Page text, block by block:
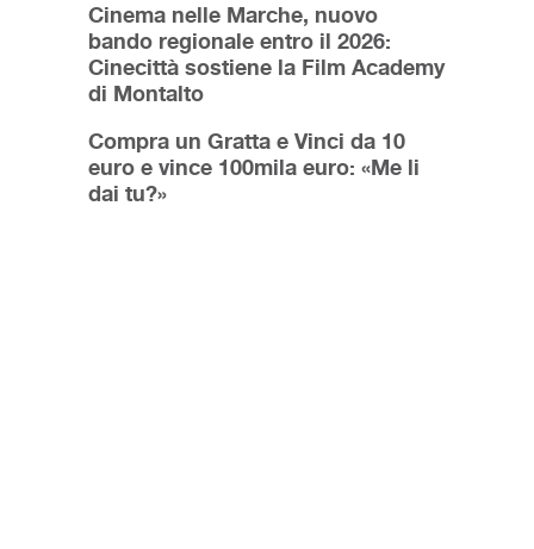
Cinema nelle Marche, nuovo
bando regionale entro il 2026:
Cinecittà sostiene la Film Academy
di Montalto
Compra un Gratta e Vinci da 10
euro e vince 100mila euro: «Me li
dai tu?»